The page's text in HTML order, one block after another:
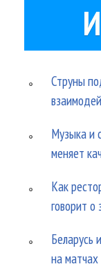
Струны
Музыка и
меняет
Как
говорит о
Беларусь
на матчах